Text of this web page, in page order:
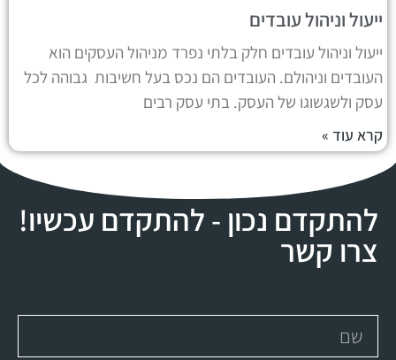
ייעול וניהול עובדים
ייעול וניהול עובדים חלק בלתי נפרד מניהול העסקים הוא
העובדים וניהולם. העובדים הם נכס בעל חשיבות גבוהה לכל
עסק ולשגשוגו של העסק. בתי עסק רבים
קרא עוד »
להתקדם נכון - להתקדם עכשיו!
צרו קשר